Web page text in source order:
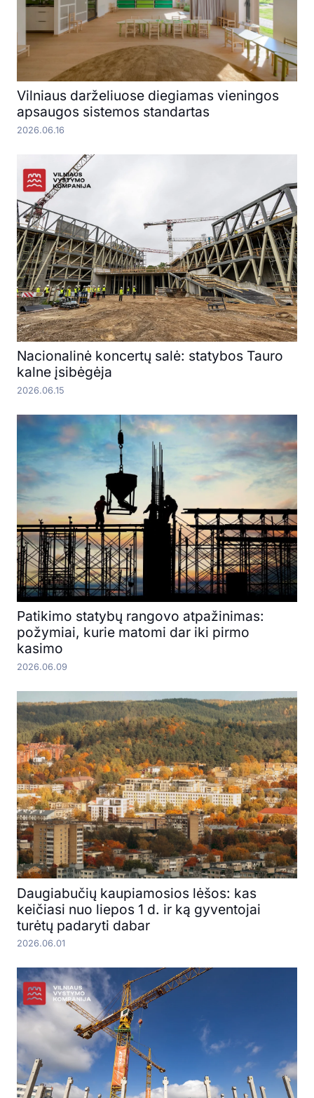
Vilniaus darželiuose diegiamas vieningos
apsaugos sistemos standartas
2026.06.16
Nacionalinė koncertų salė: statybos Tauro
kalne įsibėgėja
2026.06.15
Patikimo statybų rangovo atpažinimas:
požymiai, kurie matomi dar iki pirmo
kasimo
2026.06.09
Daugiabučių kaupiamosios lėšos: kas
keičiasi nuo liepos 1 d. ir ką gyventojai
turėtų padaryti dabar
2026.06.01